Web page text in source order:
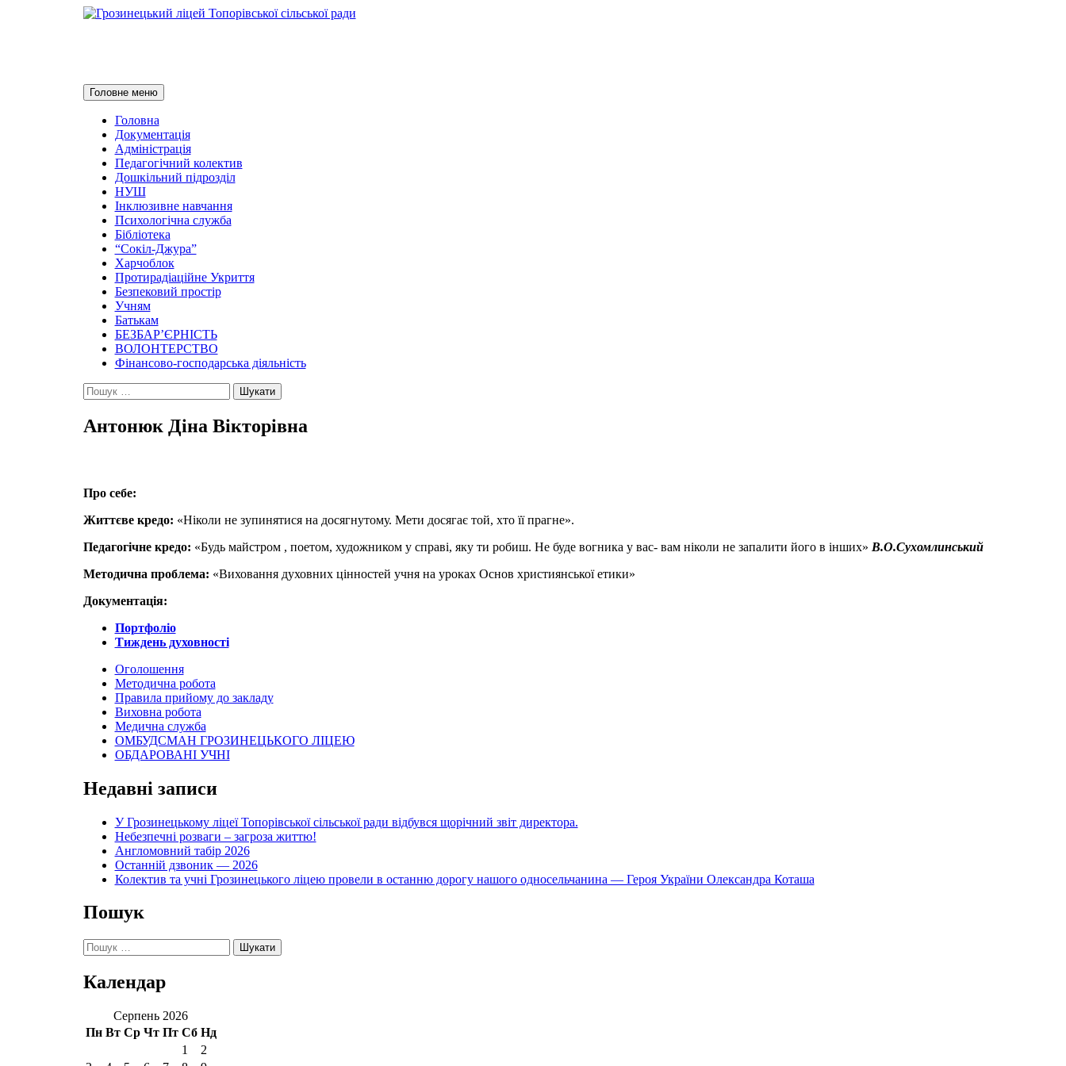
Пошук
Головне меню Перейти
до
Головна
Документація
Адміністрація
Педагогічний колектив
Дошкільний підрозділ
НУШ
Інклюзивне навчання
Психологічна служба
Бібліотека
“Сокіл-Джура”
Харчоблок
Протирадіаційне Укриття
Безпековий простір
Учням
Батькам
БЕЗБАР’ЄРНІСТЬ
ВОЛОНТЕРСТВО
Фінансово-господарська діяльність
Пошук:
Антонюк Діна Вікторівна
Про себе:
Життєве кредо: «Ніколи не зупинятися на досягнутому. Мети досягає той, хто її прагне».
Педагогічне кредо: «Будь майстром , поетом, художником у справі, яку ти робиш. Не буде вогника у вас- вам ніколи не запалити його в інших» В.О.Сухомлинський
Методична проблема: «Виховання духовних цінностей учня на уроках Основ християнської етики»
Документація:
Портфоліо
Тиждень духовності
Оголошення
Методична робота
Правила прийому до закладу
Виховна робота
Медична служба
ОМБУДСМАН ГРОЗИНЕЦЬКОГО ЛІЦЕЮ
ОБДАРОВАНІ УЧНІ
Недавні записи
У Грозинецькому ліцеї Топорівської сільської ради відбувся щорічний звіт директора.
Небезпечні розваги – загроза життю!
Англомовний табір 2026
Останній дзвоник — 2026
Колектив та учні Грозинецького ліцею провели в останню дорогу нашого односельчанина — Героя України Олександра Коташа
Пошук
Пошук:
Календар
Серпень 2026
Пн Вт Ср Чт Пт Сб Нд
1
2